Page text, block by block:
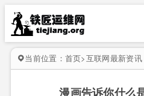
当前位置： 首页>互联网最新资讯
漫画告诉你什么